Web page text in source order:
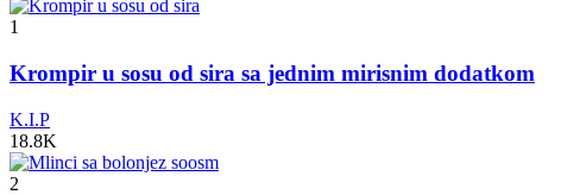
1
Krompir u sosu od sira sa jednim mirisnim dodatkom
K.I.P
18.8K
2